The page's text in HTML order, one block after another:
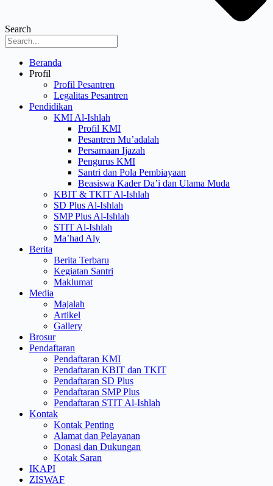
Search
Menu
Beranda
Profil
Profil Pesantren
Legalitas Pesantren
Pendidikan
KMI Al-Ishlah
Profil KMI
Pesantren Mu’adalah
Persamaan Ijazah
Pengurus KMI
Santri dan Pola Pembiayaan
Beasiswa Kader Da’i dan Ulama Muda
KBIT & TKIT Al-Ishlah
SD Plus Al-Ishlah
SMP Plus Al-Ishlah
STIT Al-Ishlah
Ma’had Aly
Berita
Berita Terbaru
Kegiatan Santri
Maklumat
Media
Majalah
Artikel
Gallery
Brosur
Pendaftaran
Pendaftaran KMI
Pendaftaran KBIT dan TKIT
Pendaftaran SD Plus
Pendaftaran SMP Plus
Pendaftaran STIT Al-Ishlah
Kontak
Kontak Penting
Alamat dan Pelayanan
Donasi dan Dukungan
Kotak Saran
IKAPI
ZISWAF